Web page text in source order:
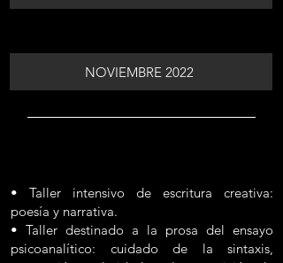
NOVIEMBRE 2022
• Taller intensivo de escritura creativa:
poesía y narrativa.
• Taller destinado a la prosa del ensayo
psicoanalítico: cuidado de la sintaxis,